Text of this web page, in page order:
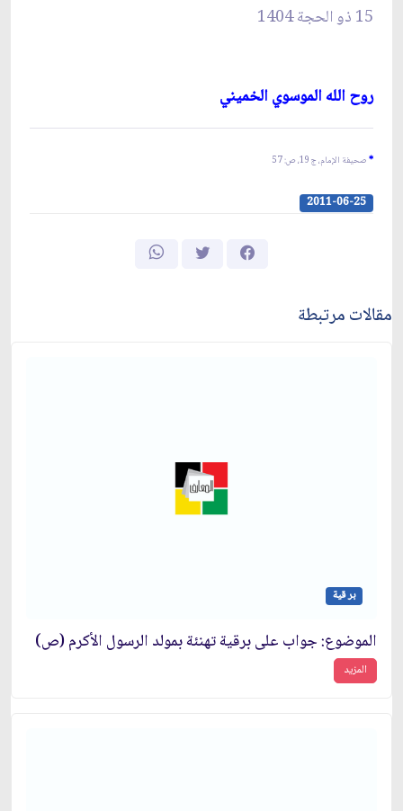
15 ذو الحجة 1404
روح الله الموسوي الخميني‏
*صحيفة الإمام، ج‏19، ص: 57
2011-06-25
مقالات مرتبطة
بر قية
الموضوع: جواب على برقية تهنئة بمولد الرسول الأكرم (ص)
المزيد